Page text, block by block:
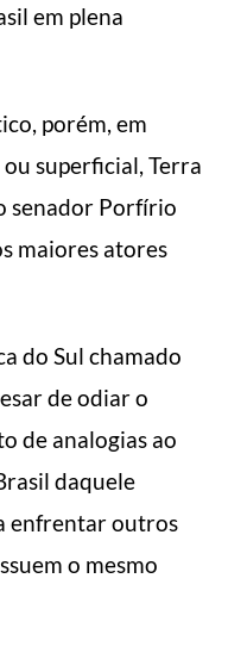
em plena
porém, em
superficial, Terra
senador Porfírio
maiores atores
do Sul chamado
de odiar o
de analogias ao
daquele
enfrentar outros
o mesmo